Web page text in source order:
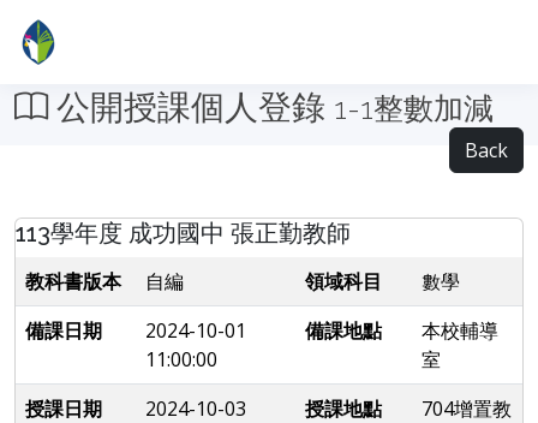
公開授課個人登錄 1-1整數加減
Back
113學年度 成功國中 張正勤教師
教科書版本 自編 領域科目
數學
備課日期
2024-10-01
11:00:00
備課地點
本校輔導
室
授課日期
2024-10-03
授課地點
704增置教